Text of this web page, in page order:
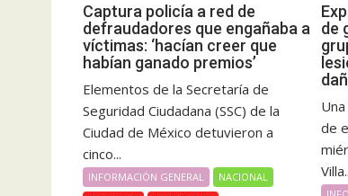
Captura policía a red de
defraudadores que engañaba a
víctimas: ‘hacían creer que
habían ganado premios’
Elementos de la Secretaría de
Seguridad Ciudadana (SSC) de la
Ciudad de México detuvieron a
cinco...
INFORMACIÓN GENERAL
NACIONAL
de
de